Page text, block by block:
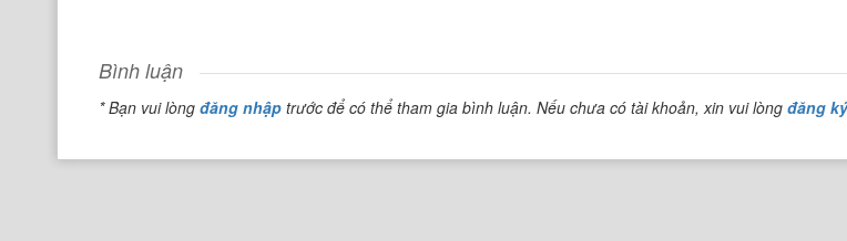
Bình luận
* Bạn vui lòngđăng nhập trước để có thể tham gia bình luận. Nếu chưa có tài khoản, xin vui lòngđăng